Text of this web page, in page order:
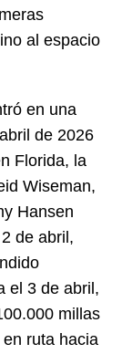
al espacio
en una
de 2026
Florida, la
Wiseman,
Hansen
de abril,
el 3 de abril,
millas
ruta hacia